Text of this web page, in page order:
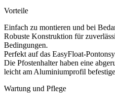
Vorteile
Einfach zu montieren und bei
Robuste Konstruktion für
Bedingungen.
Perfekt auf das EasyFloat-
Die Pfostenhalter haben eine
leicht am Aluminiumprofil
Wartung und Pflege